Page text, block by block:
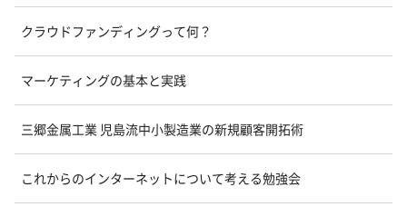
クラウドファンディングって何？
マーケティングの基本と実践
三郷金属工業 児島流中小製造業の新規顧客開拓術
これからのインターネットについて考える勉強会